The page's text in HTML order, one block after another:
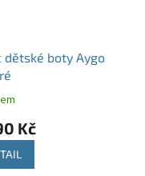
dětské boty Aygo
Kč